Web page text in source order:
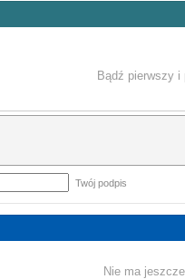
Bądź pierwszy i
Twój podpis
Nie ma